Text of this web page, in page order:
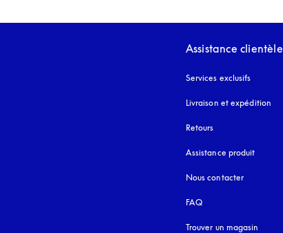
Assistance clientèle
Services exclusifs
Livraison et expédition
Retours
Assistance produit
Nous contacter
FAQ
Trouver un magasin